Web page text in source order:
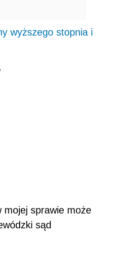
wyższego stopnia i
mojej sprawie może
sąd